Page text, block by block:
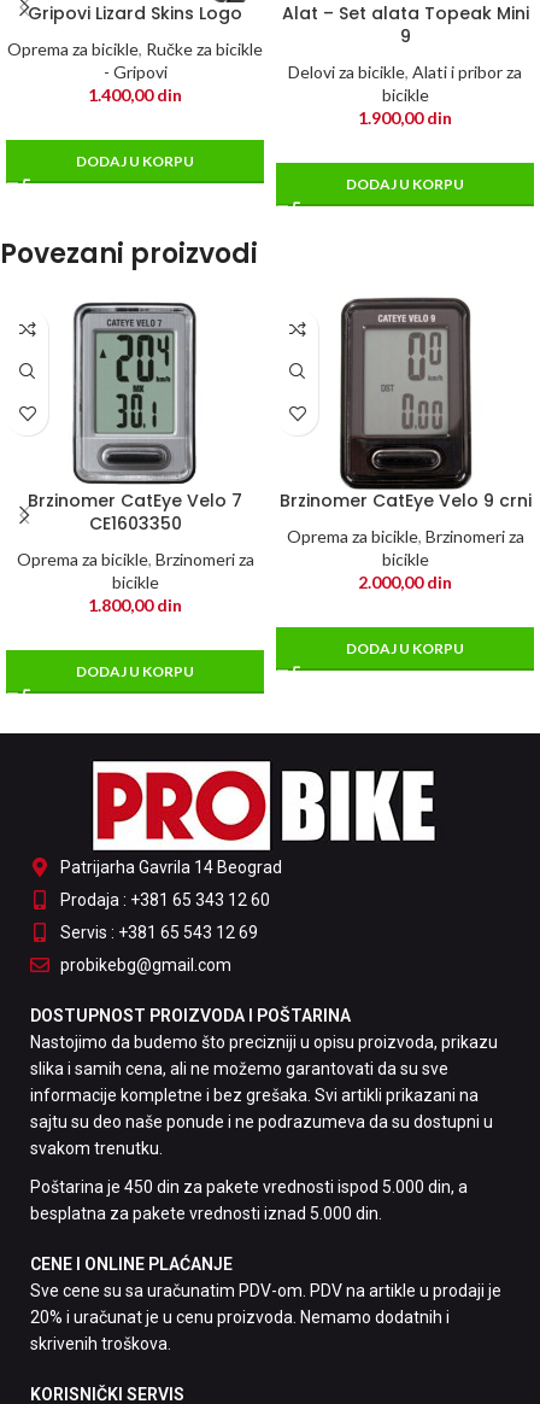
Gripovi Lizard Skins Logo
Oprema za bicikle, Ručke za bicikle
- Gripovi
1.400,00din
DODAJ U KORPU
Alat – Set alata Topeak Mini
9
Delovi za bicikle, Alati i pribor za
bicikle
1.900,00din
DODAJ U KORPU
Povezani proizvodi
Brzinomer CatEye Velo 7
CE1603350
Oprema za bicikle, Brzinomeri za
bicikle
1.800,00din
DODAJ U KORPU
Brzinomer CatEye Velo 9 crni
Oprema za bicikle, Brzinomeri za
bicikle
2.000,00din
DODAJ U KORPU
Patrijarha Gavrila 14 Beograd
Prodaja : +381 65 343 12 60
Servis : +381 65 543 12 69
probikebg@gmail.com
DOSTUPNOST PROIZVODA I POŠTARINA
Nastojimo da budemo što precizniji u opisu proizvoda, prikazu
slika i samih cena, ali ne možemo garantovati da su sve
informacije kompletne i bez grešaka. Svi artikli prikazani na
sajtu su deo naše ponude i ne podrazumeva da su dostupni u
svakom trenutku.
Poštarina je 450 din za pakete vrednosti ispod 5.000 din, a
besplatna za pakete vrednosti iznad 5.000 din.
CENE I ONLINE PLAĆANJE
Sve cene su sa uračunatim PDV-om. PDV na artikle u prodaji je
20% i uračunat je u cenu proizvoda. Nemamo dodatnih i
skrivenih troškova.
KORISNIČKI SERVIS